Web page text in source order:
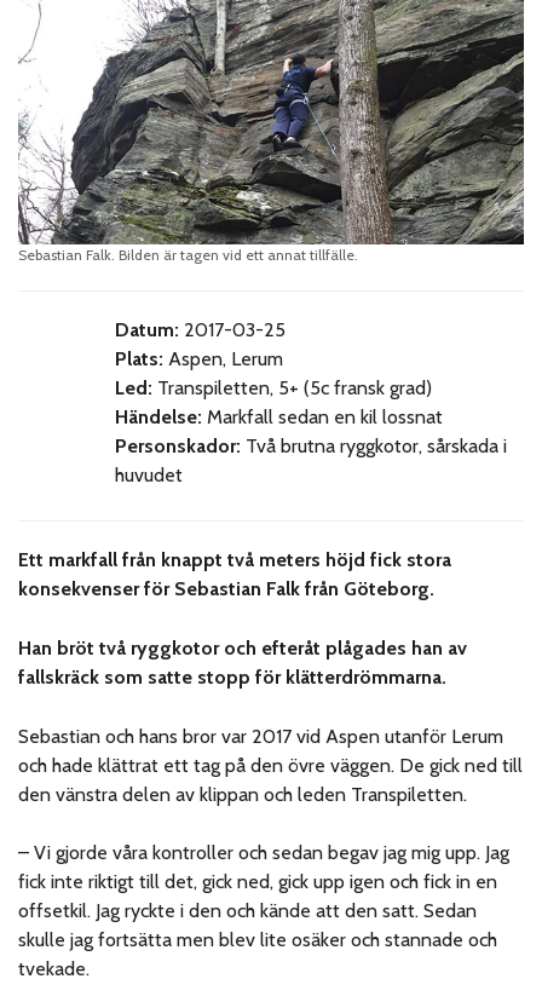
Sebastian Falk. Bilden är tagen vid ett annat tillfälle.
Datum: 2017-03-25
Plats: Aspen, Lerum
Led: Transpiletten, 5+ (5c fransk grad)
Händelse: Markfall sedan en kil lossnat
Personskador: Två brutna ryggkotor, sårskada i
huvudet
Ett markfall från knappt två meters höjd fick stora
konsekvenser för Sebastian Falk från Göteborg.
Han bröt två ryggkotor och efteråt plågades han av
fallskräck som satte stopp för klätterdrömmarna.
Sebastian och hans bror var 2017 vid Aspen utanför Lerum
och hade klättrat ett tag på den övre väggen. De gick ned till
den vänstra delen av klippan och leden Transpiletten.
– Vi gjorde våra kontroller och sedan begav jag mig upp. Jag
fick inte riktigt till det, gick ned, gick upp igen och fick in en
offsetkil. Jag ryckte i den och kände att den satt. Sedan
skulle jag fortsätta men blev lite osäker och stannade och
tvekade.